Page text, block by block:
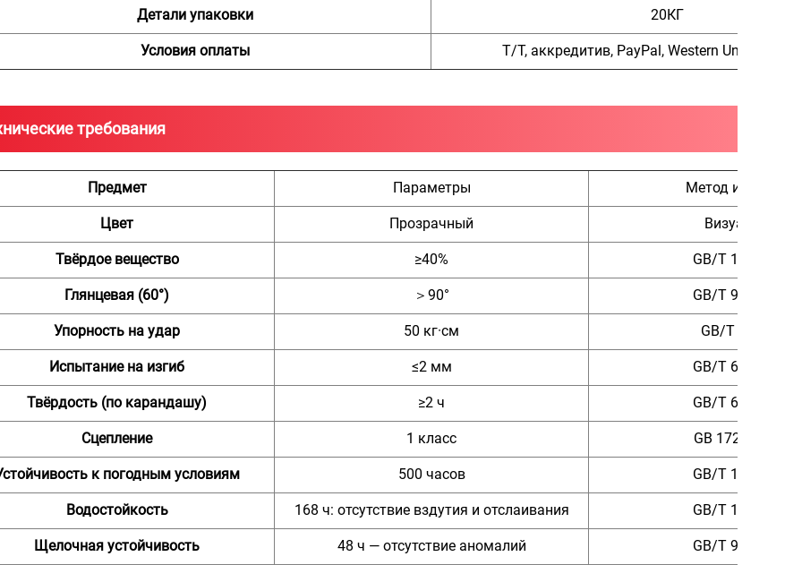
Детали упаковки 20КГ
Условия оплаты Т/Т, аккредитив, PayPal, Western Union,
требования
Предмет Параметры Метод
Цвет Прозрачный Визуальный
Твёрдое вещество ≥40% GB/T 1725-2007
Глянцевая (60°) ＞90° GB/T 9754-2007
Упорность на удар 50 кг·см GB/T 1732-93
Испытание на изгиб ≤2 мм GB/T 6742-2007
Твёрдость (по карандашу) ≥2 ч GB/T 6739-2006
Сцепление 1 класс GB 1720-79 (89)
к погодным условиям 500 часов GB/T 1865-2009
Водостойкость 168 ч: отсутствие вздутия и отслаивания GB/T 1733-1993
Щелочная устойчивость 48 ч — отсутствие аномалий
GB/T 9265-2009